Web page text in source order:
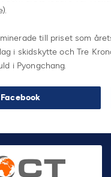
till priset som
i skidskytte och Tre
i Pyongchang.